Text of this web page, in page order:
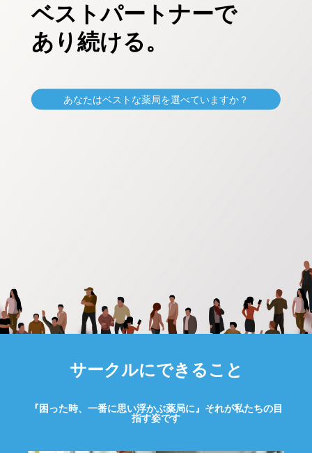
ベストパートナーで
あり続ける。
あなたはベストな薬局を選べていますか？
サークルにできること
『困った時、一番に思い浮かぶ薬局に』それが私たちの目
指す姿です